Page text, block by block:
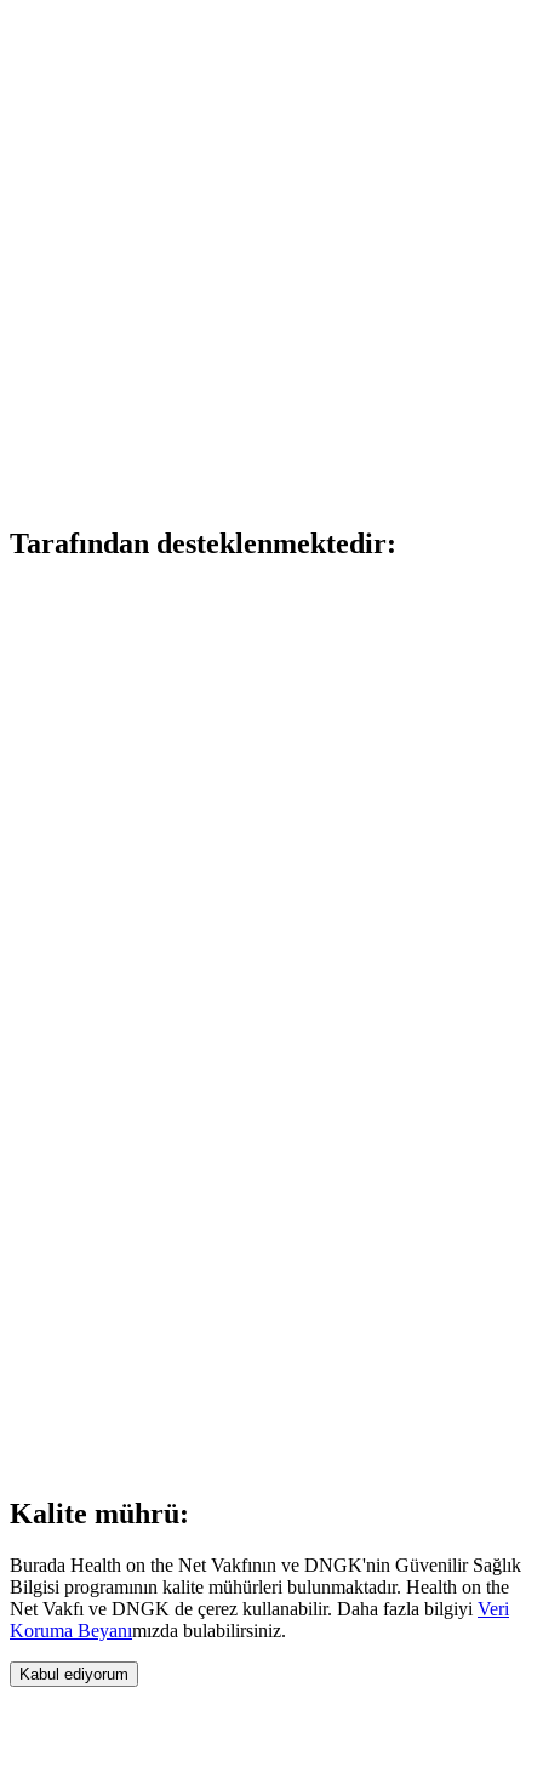
Tarafından desteklenmektedir:
Kalite mührü:
Burada Health on the Net Vakfının ve DNGK'nin Güvenilir Sağlık
Bilgisi programının kalite mühürleri bulunmaktadır. Health on the
Net Vakfı ve DNGK de çerez kullanabilir. Daha fazla bilgiyi Veri
Koruma Beyanımızda bulabilirsiniz.
Kabul ediyorum